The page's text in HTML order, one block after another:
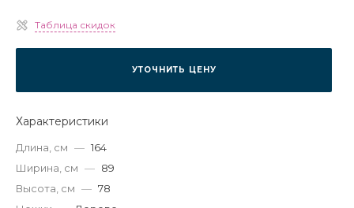
Таблица скидок
УТОЧНИТЬ ЦЕНУ
Характеристики
Длина, см — 164
Ширина, см — 89
Высота, см — 78